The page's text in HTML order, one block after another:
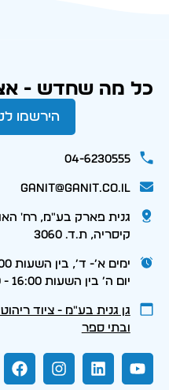
כל מה שחדש -
הירשמו
04-6230555
ganit@ganit.co.il
קיסריה, ת.ד. 3060
ימים א׳- ד׳, בין השעות 17:00 - 08:00
יום ה׳ בין השעות 16:00 - 08:00
גן גנית בע״מ - ציוד
ובתי ספר